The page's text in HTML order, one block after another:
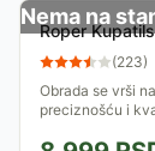
Nema na
Roper
(223)
Obrada se vrši
preciznošću i